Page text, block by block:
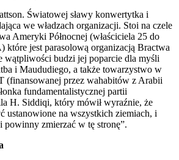
Światowej sławy konwertytka i
we władzach organizacji. Stoi na czele
Ameryki Północnej (właściciela 25 do
które jest parasolową organizacją Bractwa
wątpliwości budzi jej poparcie dla myśli
i Maududiego, a także towarzystwo w
(finansowanej przez wahabitów z Arabii
fundamentalistycznej partii
H. Siddiqi, który mówił wyraźnie, że
ustanowione na wszystkich ziemiach, i
powinny zmierzać w tę stronę”.